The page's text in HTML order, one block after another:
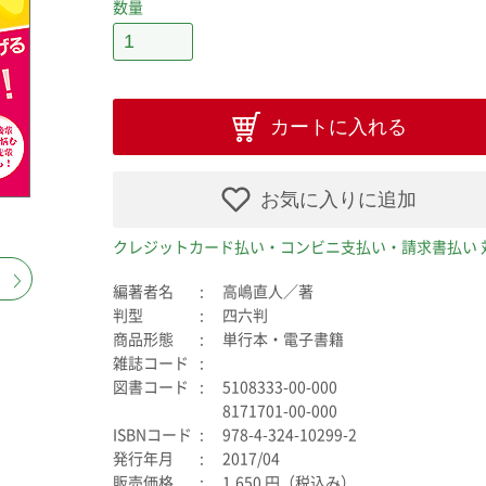
数量
カートに入れる
お気に入りに追加
クレジットカード払い・コンビニ支払い・請求書払い
編著者名
高嶋直人／著
判型
四六判
商品形態
単行本・電子書籍
雑誌コード
図書コード
5108333-00-000
8171701-00-000
ISBNコード
978-4-324-10299-2
発行年月
2017/04
販売価格
1,650 円（税込み）